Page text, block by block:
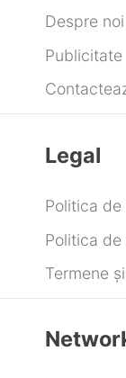
după
miliarde
Despre
Despre noi